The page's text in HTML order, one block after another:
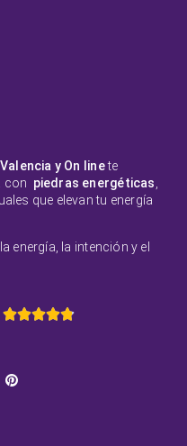
y On linete
con piedras energéticas
que elevan tu energía
energía, la intención y el
